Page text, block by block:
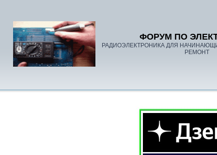
ФОРУМ ПО
РАДИОЭЛЕКТРОНИКА ДЛЯ
РЕМОНТ